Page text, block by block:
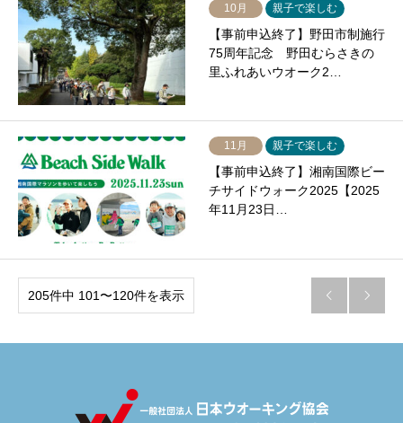
10月 親子で楽しむ
【事前申込終了】野田市制施行
75周年記念 野田むらさきの
里ふれあいウオーク2…
11月 親子で楽しむ
【事前申込終了】湘南国際ビー
チサイドウォーク2025【2025
年11月23日…
205件中 101〜120件を表示  